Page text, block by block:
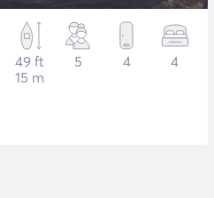
49 ft
15 m
5 4 4